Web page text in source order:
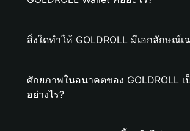
สิ่งใดทำให้ GOLDROLL มีเอกลักษณ์เ
ศักยภาพในอนาคตของ GOLDROLL เ
อย่างไร?